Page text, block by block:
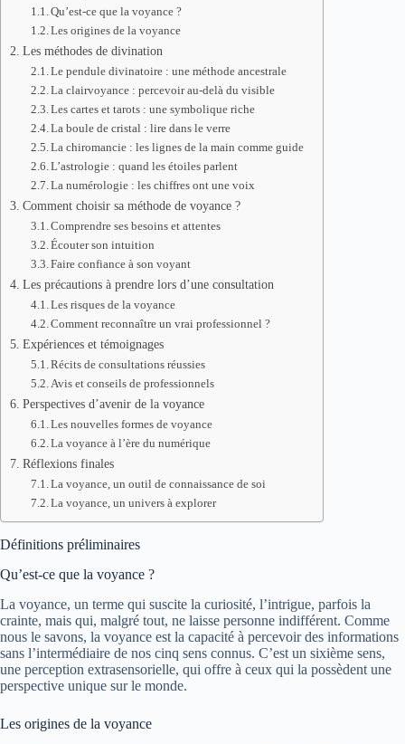
Qu’est-ce que la voyance ?
Les origines de la voyance
Les méthodes de divination
Le pendule divinatoire : une méthode ancestrale
La clairvoyance : percevoir au-delà du visible
Les cartes et tarots : une symbolique riche
La boule de cristal : lire dans le verre
La chiromancie : les lignes de la main comme guide
L’astrologie : quand les étoiles parlent
La numérologie : les chiffres ont une voix
Comment choisir sa méthode de voyance ?
Comprendre ses besoins et attentes
Écouter son intuition
Faire confiance à son voyant
Les précautions à prendre lors d’une consultation
Les risques de la voyance
Comment reconnaître un vrai professionnel ?
Expériences et témoignages
Récits de consultations réussies
Avis et conseils de professionnels
Perspectives d’avenir de la voyance
Les nouvelles formes de voyance
La voyance à l’ère du numérique
Réflexions finales
La voyance, un outil de connaissance de soi
La voyance, un univers à explorer
Définitions préliminaires
Qu’est-ce que la voyance ?
La voyance, un terme qui suscite la curiosité, l’intrigue, parfois la
crainte, mais qui, malgré tout, ne laisse personne indifférent. Comme
nous le savons, la voyance est la capacité à percevoir des informations
sans l’intermédiaire de nos cinq sens connus. C’est un sixième sens,
une perception extrasensorielle, qui offre à ceux qui la possèdent une
perspective unique sur le monde.
Les origines de la voyance